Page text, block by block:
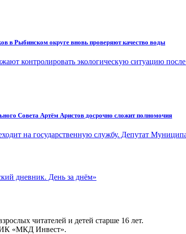
в Рыбинском округе вновь проверяют качество воды
контролировать экологическую ситуацию
Совета Артём Аристов досрочно сложит полномочия
на государственную службу. Депутат
дневник. День за днём»
читателей и детей старше 16 лет.
«МКД Инвест».